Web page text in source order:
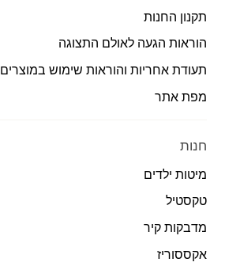
תקנון החנות
הוראות הגעה לאולם התצוגה
תעודת אחריות והוראות שימוש במוצרים
מפת אתר
חנות
מיטות ילדים
טקסטיל
מדבקות קיר
אקססוריז